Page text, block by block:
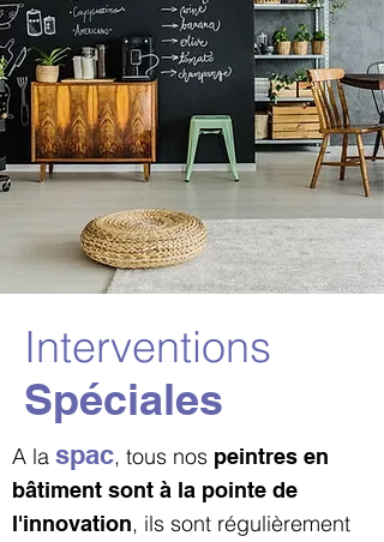
Interventions
Spéciales
A la spac, tous nos peintres en
bâtiment sont à la pointe de
l'innovation, ils sont régulièrement